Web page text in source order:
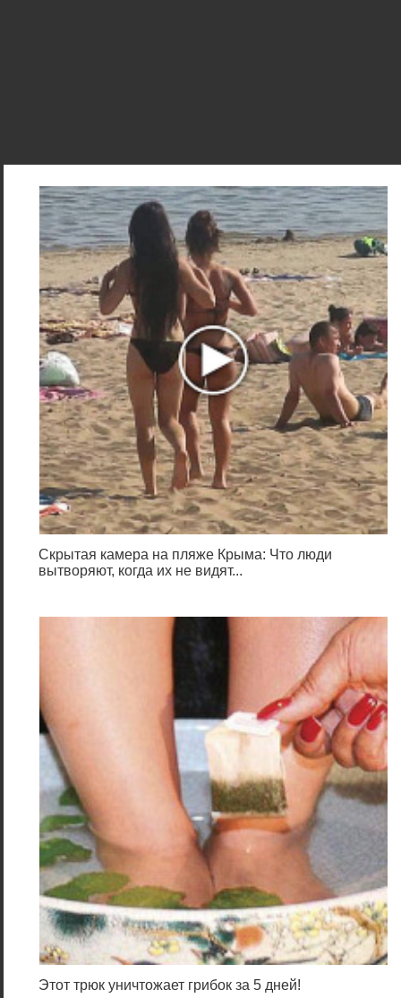
Скрытая камера на пляже Крыма: Что люди
вытворяют, когда их не видят...
Этот трюк уничтожает грибок за 5 дней!